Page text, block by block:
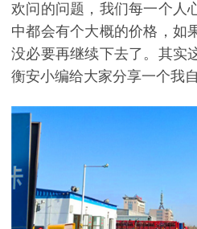
欢问的问题，我们每一个人
中都会有个大概的价格，如
没必要再继续下去了。其实
衡安小编给大家分享一个我